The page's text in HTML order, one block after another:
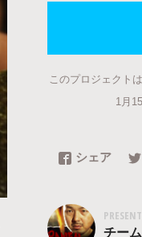
このプロジェクト
1月
シェア
チー